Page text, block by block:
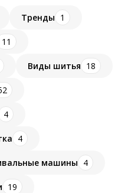
Тренды 1
11
Виды шитья 18
4
4
машины 4
19